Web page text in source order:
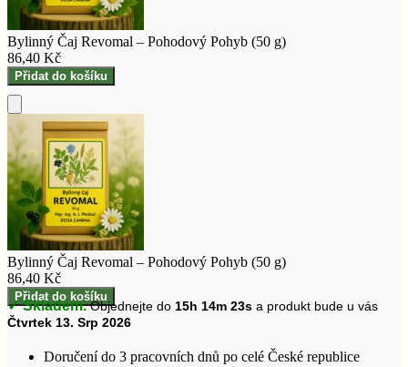
Bylinný Čaj Revomal – Pohodový Pohyb (50 g)
86,40 Kč
Bylinný
Čaj
Pohodový
Pohyb
(50
g)
množství
Přidat do košíku
Přidat
do
košíku
Bylinný Čaj Revomal – Pohodový Pohyb (50 g)
86,40 Kč
Bylinný
Čaj
Revomal
Pohodový
Přidat do košíku
✓ Skladem. Objednejte do 15h 14m 22s a produkt bude u vás
Čtvrtek 13. Srp 2026
Doručení do 3 pracovních dnů po celé České republice